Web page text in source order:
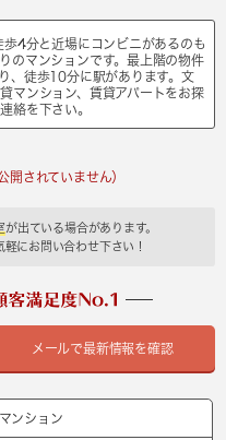
4分と近場にコンビニがあるのも
のマンションです。最上階の物件
、徒歩10分に駅があります。文
マンション、賃貸アパートをお探
絡を下さい。
開されていません）
が出ている場合があります。
にお問い合わせ下さい！
メールで最新情報を確認
ンション